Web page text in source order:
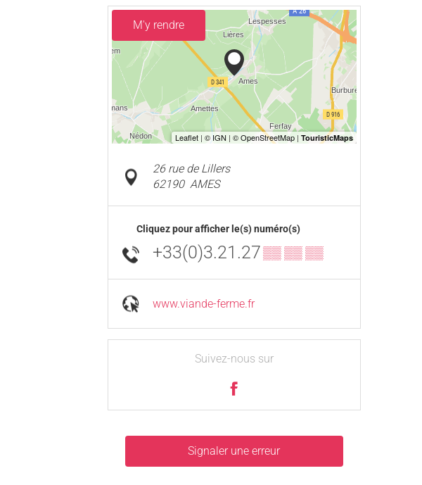
M'y rendre
26 rue de Lillers
62190 AMES
Cliquez pour afficher le(s) numéro(s)
+33(0)3.21.27▒▒ ▒▒ ▒▒
www.viande-ferme.fr
Suivez-nous sur
Signaler une erreur